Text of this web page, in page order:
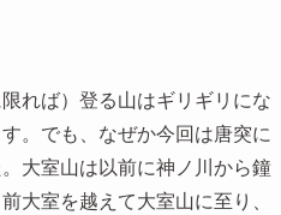
れば）登る山はギリギリにな
。でも、なぜか今回は唐突に
大室山は以前に神ノ川から鐘
大室を越えて大室山に至り、